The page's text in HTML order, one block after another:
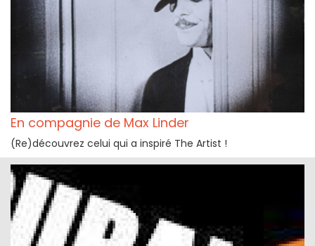
En compagnie de Max Linder
(Re)découvrez celui qui a inspiré The Artist !